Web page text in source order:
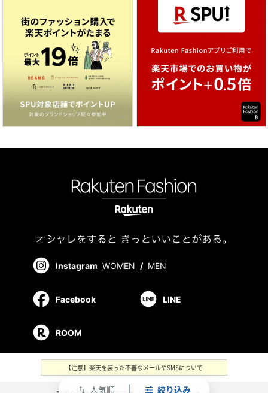
swap_vert 人気順 絞り込み
Instagram WOMEN / MEN
Facebook LINE
ROOM
【注意】楽天を装った不審なメールやSMSについて